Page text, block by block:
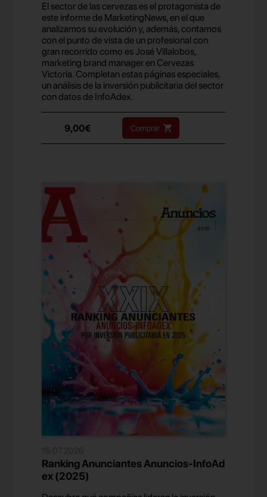
El sector de las cervezas es el protagonista de
este informe de MarketingNews, en el que
analizamos su evolución y, además, contamos
con el punto de vista de un profesional con
gran recorrido como es José Villalobos,
marketing brand manager en Cervezas
Victoria. Completan estas páginas especiales,
un análisis de la inversión publicitaria del sector
con datos de InfoAdex.
9,00€ Comprar
15.07.2026
Ranking Anunciantes Anuncios-InfoAd
ex (2025)